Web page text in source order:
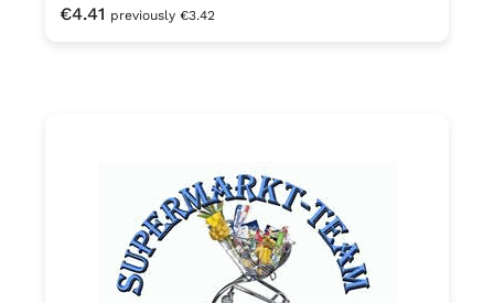
Regular price:
€4.41 previously €3.42